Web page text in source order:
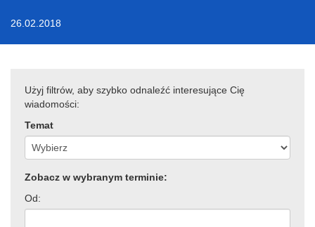
26.02.2018
Użyj filtrów, aby szybko odnaleźć interesujące Cię
wiadomości:
Temat
Zobacz w wybranym terminie:
Od: